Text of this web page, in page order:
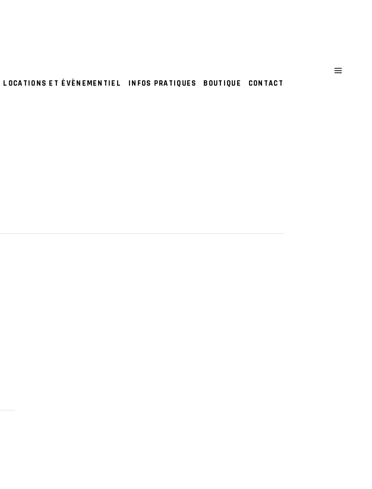
LOCATIONS ET ÉVÈNEMENTIEL INFOS PRATIQUES BOUTIQUE CONTACT